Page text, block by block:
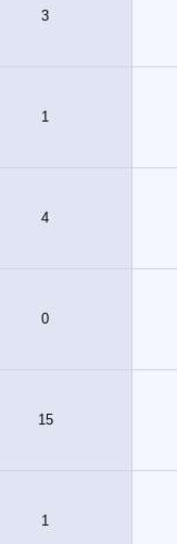
3
1
4
0
15
1